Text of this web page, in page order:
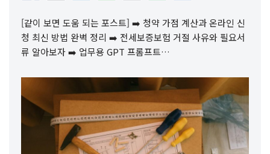
[같이 보면 도움 되는 포스트] ➡️ 청약 가점 계산과 온라인 신
청 최신 방법 완벽 정리 ➡️ 전세보증보험 거절 사유와 필요서
류 알아보자 ➡️ 업무용 GPT 프롬프트…